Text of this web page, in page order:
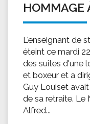
HOMMAGE
L'enseignant de
éteint ce mardi
des suites d'une
et boxeur et a
Guy Louiset
de sa retraite. Le
Alfred...